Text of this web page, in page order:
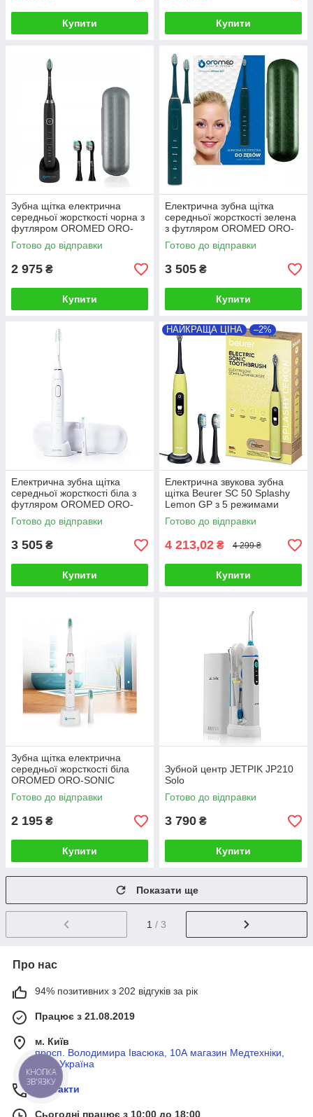
Купити Купити
Зубна щітка електрична
середньої жорсткості чорна з
футляром OROMED ORO-
SONIC, Польща
Готово до відправки
2 975 ₴
Купити
Електрична зубна щітка
середньої жорсткості зелена
з футляром OROMED ORO-
BRUSH, Польща
Готово до відправки
3 505 ₴
Купити
Електрична зубна щітка
середньої жорсткості біла з
футляром OROMED ORO-
BRUSH, Польща
Готово до відправки
3 505 ₴
Купити
НАЙКРАЩА ЦІНА –2%
Електрична звукова зубна
щітка Beurer SC 50 Splashy
Lemon GP з 5 режимами
Готово до відправки
4 213,02 ₴ 4 299 ₴
Купити
Зубна щітка електрична
середньої жорсткості біла
OROMED ORO-SONIC
BASIC, Польща
Готово до відправки
2 195 ₴
Купити
Зубной центр JETPIK JP210
Solo
Готово до відправки
3 790 ₴
Купити
Показати ще
1 / 3
Про нас
94% позитивних з 202 відгуків за рік
Працює з 21.08.2019
м. Київ
просп. Володимира Івасюка, 10А магазин Медтехніки,
Київ, Україна
Контакти
Сьогодні працює з 10:00 до 18:00
КНОПКА
ЗВ'ЯЗКУ